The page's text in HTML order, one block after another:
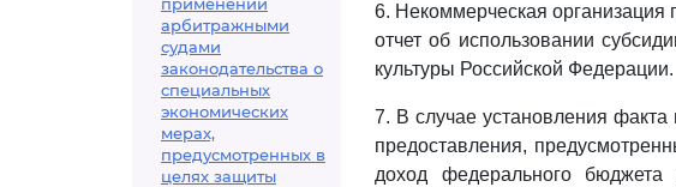
арбитражными
судами
законодательства о
специальных
экономических
мерах,
предусмотренных в
целях защиты
6. Некоммерческая организация
отчет об использовании
культуры Российской Федерации.
7. В случае установления
предоставления,
доход федерального бюджета